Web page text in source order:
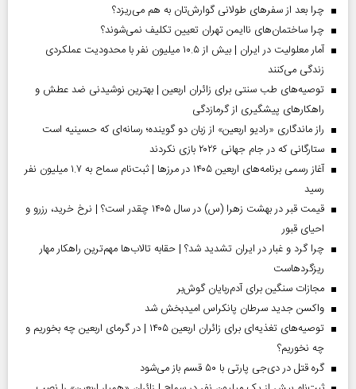
چرا بعد از سفرهای طولانی گوارش‌تان به هم می‌ریزد؟
چرا ساختمان‌های ناایمن تهران تعیین تکلیف نمی‌شوند؟
آمار معلولیت در ایران | بیش از ۱۰.۵ میلیون نفر با محدودیت عملکردی
زندگی می‌کنند
توصیه‌های طب سنتی برای زائران اربعین | بهترین نوشیدنی ضد عطش و
راهکارهای پیشگیری از گرمازدگی
راز ماندگاری «رادیو اربعین» از زبان دو گوینده؛ رسانه‌ای که حسینیه است
ستارگانی که در جام جهانی ۲۰۲۶ بازی نکردند
آغاز رسمی برنامه‌های اربعین ۱۴۰۵ در مرز‌ها | ثبت‌نام سماح به ۱.۷ میلیون نفر
رسید
قیمت قبر در بهشت زهرا (س) در سال ۱۴۰۵ چقدر است؟ | نرخ خرید، رزرو و
احیای قبور
چرا گرد و غبار در ایران تشدید شد؟ | حقابه تالاب‌ها مهم‌ترین راهکار مهار
ریزگردهاست
مجازات سنگین برای آدم‌ربایان گوش‌بر
واکسن جدید سرطان پانکراس امیدبخش شد
توصیه‌های تغذیه‌ای برای زائران اربعین ۱۴۰۵ | در گرمای اربعین چه بخوریم و
چه نخوریم؟
گره قتل در دی‌جی پارتی با ۵۰ قسم باز می‌شود